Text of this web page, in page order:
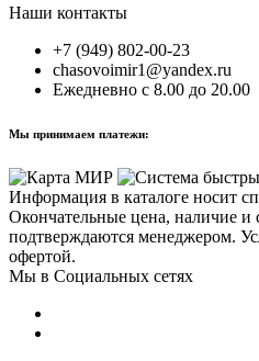
Наши контакты
+7 (949) 802-00-23
chasovoimir1@yandex.ru
Ежедневно с 8.00 до 20.00
Мы принимаем платежи:
Информация в каталоге носит
Окончательные цена, наличие и
подтверждаются менеджером.
офертой.
Мы в Социальных сетях